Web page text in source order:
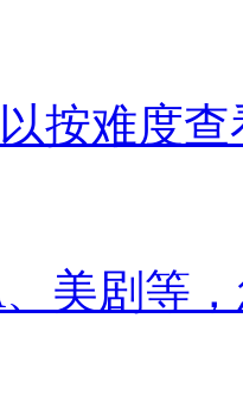
按难度
美剧等